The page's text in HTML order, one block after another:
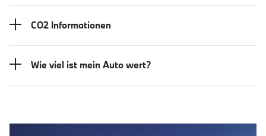
CO2 Informationen
Wie viel ist mein Auto wert?